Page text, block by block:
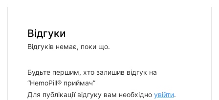
Відгуки
Відгуків немає, поки що.
Будьте першим, хто залишив відгук на
“HemoPill® приймач”
Для публікації відгуку вам необхідно увійти.